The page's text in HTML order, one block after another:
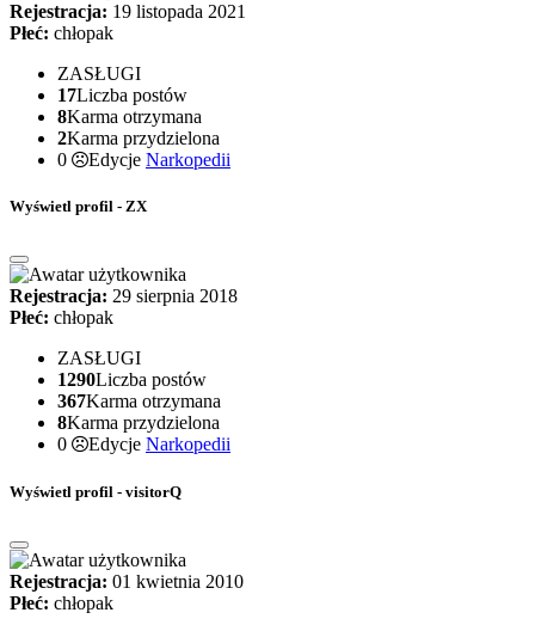
Rejestracja: 19 listopada 2021
Płeć: chłopak
ZASŁUGI
17Liczba postów
8Karma otrzymana
2Karma przydzielona
0
Edycje Narkopedii
Wyświetl profil - ZX
Rejestracja: 29 sierpnia 2018
Płeć: chłopak
ZASŁUGI
1290Liczba postów
367Karma otrzymana
8Karma przydzielona
0
Edycje Narkopedii
Wyświetl profil - visitorQ
Rejestracja: 01 kwietnia 2010
Płeć: chłopak